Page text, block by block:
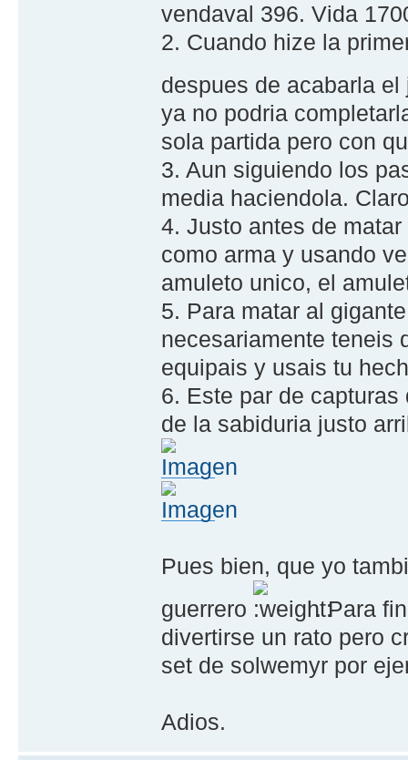
vendaval 396. Vida
2. Cuando hize la
despues de acabarla
ya no podria
sola partida pero con
3. Aun siguiendo los
media haciendola.
4. Justo antes de
como arma y usando
amuleto unico, el
5. Para matar al
necesariamente teneis
equipais y usais tu
6. Este par de
de la sabiduria justo
Pues bien, que yo
guerrero
. Para
divertirse un rato pero
set de solwemyr por
Adios.